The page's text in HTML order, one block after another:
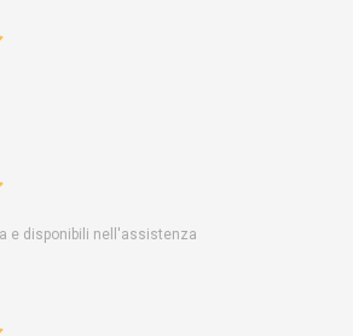
e disponibili nell'assistenza